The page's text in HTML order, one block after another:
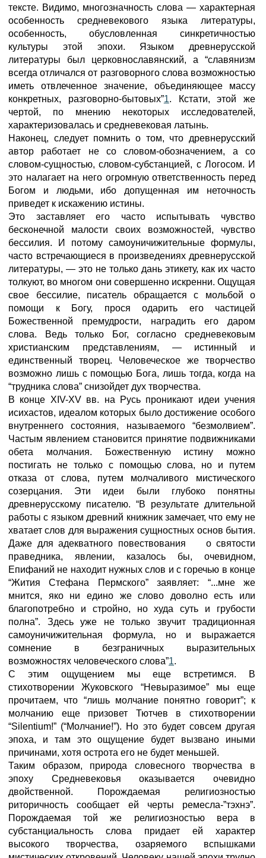
тексте. Видимо, многозначность слова — характерная
особенность средневекового языка литературы,
особенность, обусловленная синкретичностью
культуры этой эпохи. Языком древнерусской
литературы был церковнославянский, а “славянизм
всегда отличался от разговорного слова возможностью
иметь отвлеченное значение, объединяющее массу
конкретных, разговорно-бытовых”1. Кстати, этой же
чертой, по мнению некоторых исследователей,
характеризовалась и средневековая латынь.
Наконец, следует помнить о том, что древнерусский
автор работает не со словом-обозначением, а со
словом-сущностью, словом-субстанцией, с Логосом. И
это налагает на него огромную ответственность перед
Богом и людьми, ибо допущенная им неточность
приведет к искажению истины.
Это заставляет его часто испытывать чувство
бесконечной малости своих возможностей, чувство
бессилия. И потому самоуничижительные формулы,
часто встречающиеся в произведениях древнерусской
литературы, — это не только дань этикету, как их часто
толкуют, во многом они совершенно искренни. Ощущая
свое бессилие, писатель обращается с мольбой о
помощи к Богу, прося одарить его частицей
Божественной премудрости, наградить его даром
слова. Ведь только Бог, согласно средневековым
христианским представлениям, — истинный и
единственный творец. Человеческое же творчество
возможно лишь с помощью Бога, лишь тогда, когда на
“трудника слова” снизойдет дух творчества.
В конце XIV-XV вв. на Русь проникают идеи учения
исихастов, идеалом которых было достижение особого
внутреннего состояния, называемого “безмолвием”.
Частым явлением становится принятие подвижниками
обета молчания. Божественную истину можно
постигать не только с помощью слова, но и путем
отказа от слова, путем молчаливого мистического
созерцания. Эти идеи были глубоко понятны
древнерусскому писателю. “В результате длительной
работы с языком древний книжник замечает, что ему не
хватает слов для выражения сущностных основ бытия.
Даже для адекватного повествования о святости
праведника, явлении, казалось бы, очевидном,
Епифаний не находит нужных слов и с горечью в конце
“Жития Стефана Пермского” заявляет: “...мне же
мнится, яко ни едино же слово доволно есть или
благопотребно и стройно, но худа суть и грубости
полна”. Здесь уже не только звучит традиционная
самоуничижительная формула, но и выражается
сомнение в безграничных выразительных
возможностях человеческого слова”1.
С этим ощущением мы еще встретимся. В
стихотворении Жуковского “Невыразимое” мы еще
прочитаем, что “лишь молчание понятно говорит”; к
молчанию еще призовет Тютчев в стихотворении
“Silentium!” (“Молчание!”). Но это будет совсем другая
эпоха, и там это ощущение будет вызвано иными
причинами, хотя острота его не будет меньшей.
Таким образом, природа словесного творчества в
эпоху Средневековья оказывается очевидно
двойственной. Порождаемая религиозностью
риторичность сообщает ей черты ремесла-”тэхнэ”.
Порождаемая той же религиозностью вера в
субстанциальность слова придает ей характер
высокого творчества, озаряемого вспышками